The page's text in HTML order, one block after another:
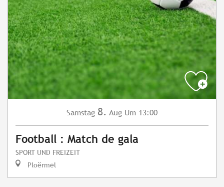
Samstag 8. Aug Um 13:00
Football : Match de gala
SPORT UND FREIZEIT
Ploërmel